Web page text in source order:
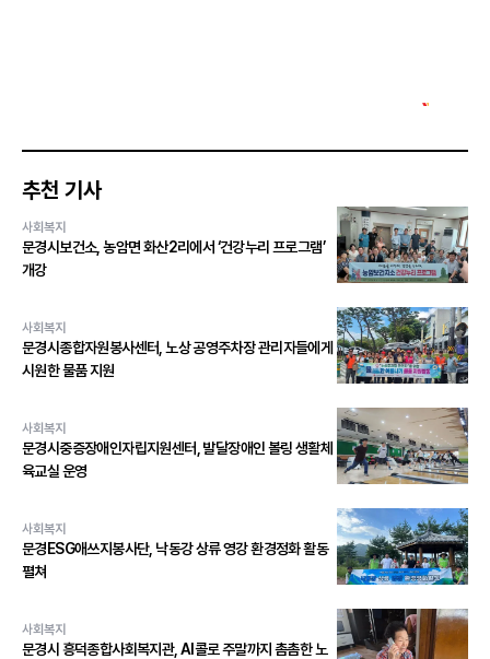
추천 기사
사회복지
문경시보건소, 농암면 화산2리에서 ‘건강누리 프로그램’
개강
사회복지
문경시종합자원봉사센터, 노상 공영주차장 관리자들에게
시원한 물품 지원
사회복지
문경시중증장애인자립지원센터, 발달장애인 볼링 생활체
육교실 운영
사회복지
문경ESG애쓰지봉사단, 낙동강 상류 영강 환경정화 활동
펼쳐
사회복지
문경시 흥덕종합사회복지관, AI콜로 주말까지 촘촘한 노